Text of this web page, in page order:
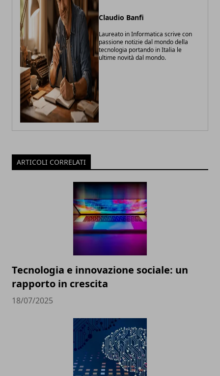
Claudio Banfi
Laureato in Informatica scrive con
passione notizie dal mondo della
tecnologia portando in Italia le
ultime novità dal mondo.
ARTICOLI CORRELATI
Tecnologia e innovazione sociale: un
rapporto in crescita
18/07/2025